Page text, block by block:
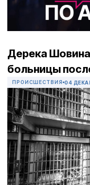
Дерека
больницы
ПРОИСШЕСТВИЯ 04